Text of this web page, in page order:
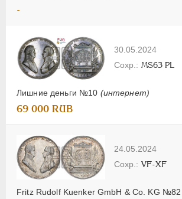
-
30.05.2024
Лишние деньги №10 (интернет)
MS63 PL
69 000 RUB
24.05.2024
Fritz Rudolf Kuenker GmbH & Co. KG
VF-XF